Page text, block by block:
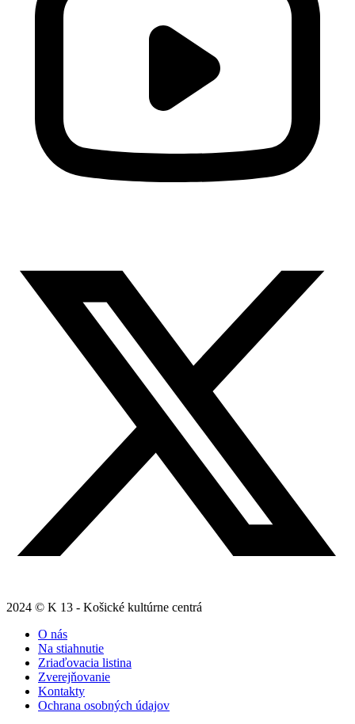
2024 © K 13 - Košické kultúrne centrá
O nás
Na stiahnutie
Zriaďovacia listina
Zverejňovanie
Kontakty
Ochrana osobných údajov